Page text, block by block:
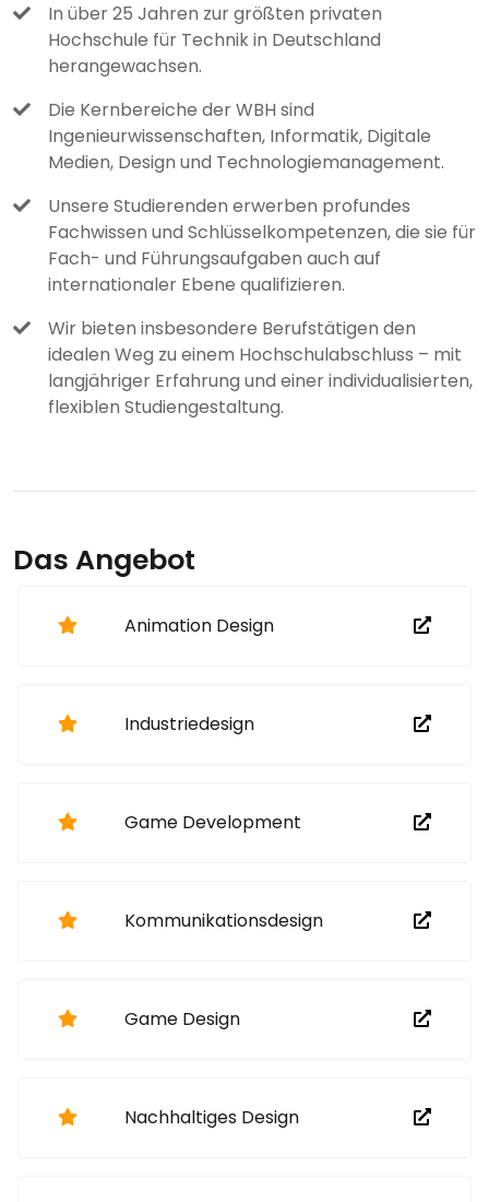
In über 25 Jahren zur größten privaten
Hochschule für Technik in Deutschland
herangewachsen.
Die Kernbereiche der WBH sind
Ingenieurwissenschaften, Informatik, Digitale
Medien, Design und Technologiemanagement.
Unsere Studierenden erwerben profundes
Fachwissen und Schlüsselkompetenzen, die sie für
Fach- und Führungsaufgaben auch auf
internationaler Ebene qualifizieren.
Wir bieten insbesondere Berufstätigen den
idealen Weg zu einem Hochschulabschluss – mit
langjähriger Erfahrung und einer individualisierten,
flexiblen Studiengestaltung.
Das Angebot
Animation Design
Industriedesign
Game Development
Kommunikationsdesign
Game Design
Nachhaltiges Design